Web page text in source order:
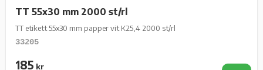
TT 55x30 mm 2000 st/rl
TT etikett 55x30 mm papper vit K25,4 2000 st/rl
33205
185 kr